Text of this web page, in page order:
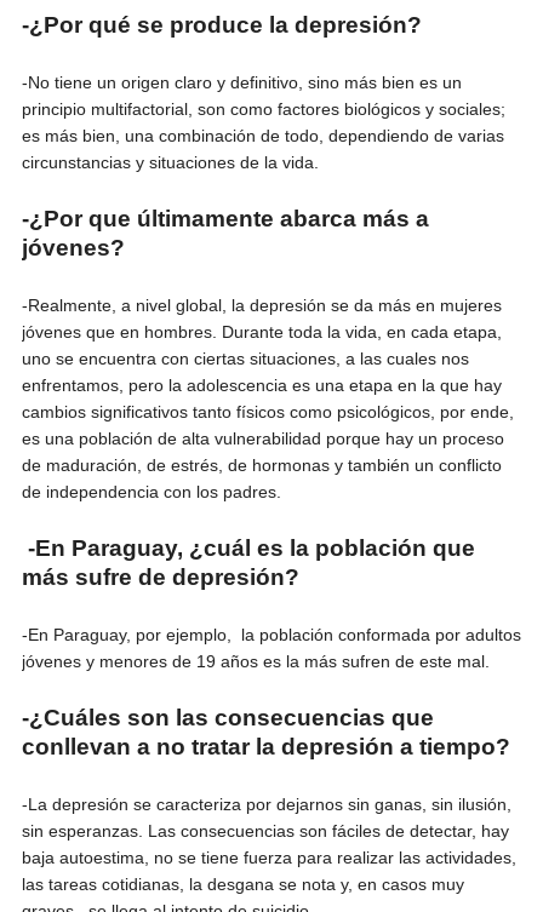
-¿Por qué se produce la depresión?
-No tiene un origen claro y definitivo, sino más bien es un
principio multifactorial, son como factores biológicos y sociales;
es más bien, una combinación de todo, dependiendo de varias
circunstancias y situaciones de la vida.
-¿Por que últimamente abarca más a
jóvenes?
-Realmente, a nivel global, la depresión se da más en mujeres
jóvenes que en hombres. Durante toda la vida, en cada etapa,
uno se encuentra con ciertas situaciones, a las cuales nos
enfrentamos, pero la adolescencia es una etapa en la que hay
cambios significativos tanto físicos como psicológicos, por ende,
es una población de alta vulnerabilidad porque hay un proceso
de maduración, de estrés, de hormonas y también un conflicto
de independencia con los padres.
-En Paraguay, ¿cuál es la población que
más sufre de depresión?
-En Paraguay, por ejemplo, la población conformada por adultos
jóvenes y menores de 19 años es la más sufren de este mal.
-¿Cuáles son las consecuencias que
conllevan a no tratar la depresión a tiempo?
-La depresión se caracteriza por dejarnos sin ganas, sin ilusión,
sin esperanzas. Las consecuencias son fáciles de detectar, hay
baja autoestima, no se tiene fuerza para realizar las actividades,
las tareas cotidianas, la desgana se nota y, en casos muy